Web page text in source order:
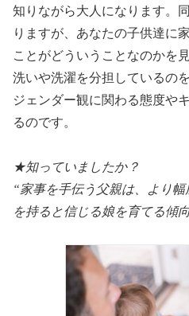
知りながら大人になります。
りますが、あなたの子供達に
ことがどういうことなのかを
洗いや洗濯を分担しているの
ジェンダー観に関わる態度や
るのです。
★知っていましたか？
“家事を手伝う父親は、より
を持ると信じる娘を育てる傾